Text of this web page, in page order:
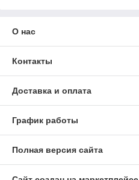
О нас
Контакты
Доставка и оплата
График работы
Полная версия сайта